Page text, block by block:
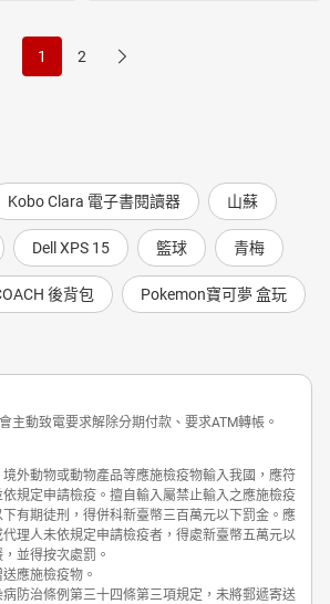
1 2
Kobo Clara 電子書閱讀器 山蘇
Dell XPS 15 籃球 青梅
後背包 Pokemon寶可夢 盒玩
主動致電要求解除分期付款、要求ATM轉帳。
外動物或動物產品等應施檢疫物輸入我國，應符
規定申請檢疫。擅自輸入屬禁止輸入之應施檢疫
有期徒刑，得併科新臺幣三百萬元以下罰金。應
理人未依規定申請檢疫者，得處新臺幣五萬元以
並得按次處罰。
應施檢疫物。
防治條例第三十四條第三項規定，未將郵遞寄送